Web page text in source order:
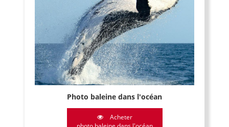
Photo baleine dans l'océan
Acheter